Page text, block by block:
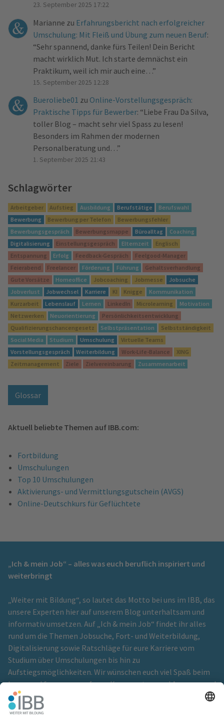
23. September 2025 17:22
Marianne zu Erfahrungsbericht nach erfolgreicher
Umschulung: Mit Fleiß und Übung zum neuen Beruf:
“Sehr spannend, danke fürs Teilen! Dein Bericht
macht wirklich Mut. Ich starte demnächst ein
Praktikum, weil ich mir auch eine… ”
15. September 2025 12:28
Bueroliebe01 zu Online-Vorstellungsgespräch:
Praktische Tipps für Bewerber: “Liebe Frau Da Silva,
toller Blog – macht sehr viel Spass zu lesen!
Besonders im Rahmen der modernen
Personalberatung und… ”
1. September 2025 21:43
Schlagwörter
Arbeitgeber Aufstieg Ausbildung Berufstätige
Berufswahl
Bewerbung
Bewerbung per Telefon
Bewerbungsfehler
Bewerbungsgespräch
Bewerbungsmappe Büroalltag
Coaching
Digitalisierung
Einstellungsgespräch Elternzeit
Englisch
Entspannung
Erfolg Feedback-Gespräch
Feelgood-Manager
Feierabend
Freelancer Förderung Führung
Gehaltsverhandlung
Gute Vorsätze
Homeoffice Jobcoaching Jobmesse
Jobsuche
Jobverlust
Jobwechsel Karriere KI Knigge
Kommunikation
Kurzarbeit
Lebenslauf Lernen LinkedIn Microlearning
Motivation
Netzwerken
Neuorientierung
Persönlichkeitsentwicklung
Qualifizierungschancengesetz
Selbstpräsentation
Selbstständigkeit
Social Media
Studium Umschulung
Virtuelle Teams
Vorstellungsgespräch
Weiterbildung Work-Life-Balance
XING
Zeitmanagement
Ziele Zielvereinbarung Zusammenarbeit
Glossar
Aktuell beliebte Themen auf IBB.com:
Fortbildung
Umschulungen
Top 10 Umschulungen
Aktivierungs- und Vermittlungsgutschein (AVGS)
Online-Deutschkurs für Geflüchtete
„Ich & mein Job“ – alles was euch beruflich inspiriert und
weiterbringt
„Weiter mit Bildung“, so lautet das Motto bei uns im IBB, das
unsere Experten hier auf unserem Blog unterhaltsam und
informativ umsetzen. Auf „Ich & mein Job“ findet ihr alles
rund um die Themen Jobsuche, Fort- und Weiterbildung,
Digitalisierung sowie Ratschläge für eure Karriere vom
Studium über Umschulungen bis hin zu
Aufstiegsmöglichkeiten. Wir wünschen euch viel Spaß beim
Lesen und freuen uns auf eure Kommentare und Anregungen!
Ein Blog der